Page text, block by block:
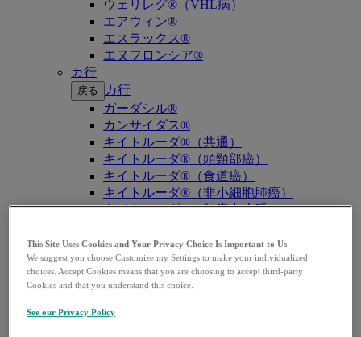
ウェリレグ®（VHL病）
エアウィン®
エスラックス®
エヌフロンシア®
カ行
戻る
カ行
ガーダシル®
カンサイダス®
キイトルーダ®（共通）
キイトルーダ®（頭頸部癌）
キイトルーダ®（食道癌）
キイトルーダ®（非小細胞肺癌）
キイトルーダ®（胸膜中皮腫）
癌）
キイトルーダ®（胃癌）
キイトルーダ®（胆道癌）
キイトルーダ®（尿路上皮癌）
This Site Uses Cookies and Your Privacy Choice Is Important to Us
We suggest you choose Customize my Settings to make your individualized
choices. Accept Cookies means that you are choosing to accept third-party
Cookies and that you understand this choice.
See our Privacy Policy